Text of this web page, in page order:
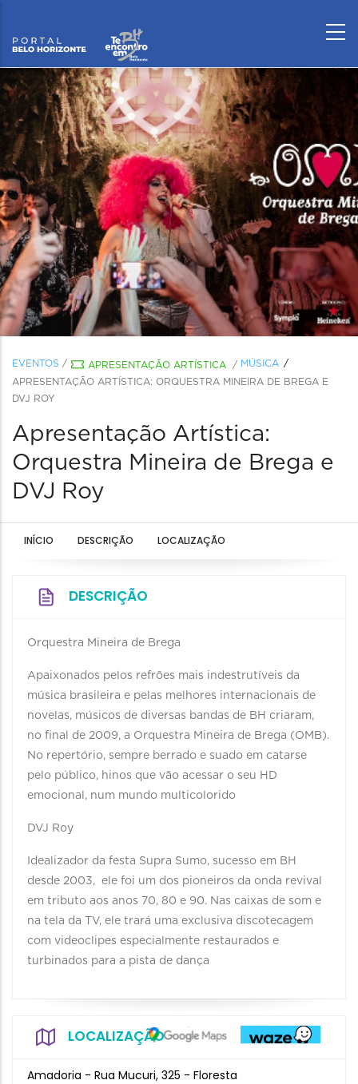
EVENTOS / APRESENTAÇÃO ARTÍSTICA / MÚSICA
APRESENTAÇÃO ARTÍSTICA: ORQUESTRA MINEIRA DE BREGA E
DVJ ROY
Apresentação Artística:
Orquestra Mineira de Brega e
DVJ Roy
INÍCIO DESCRIÇÃO LOCALIZAÇÃO
DESCRIÇÃO
Orquestra Mineira de Brega
Apaixonados pelos refrões mais indestrutíveis da
música brasileira e pelas melhores internacionais de
novelas, músicos de diversas bandas de BH criaram,
no final de 2009, a Orquestra Mineira de Brega (OMB).
No repertório, sempre berrado e suado em catarse
pelo público, hinos que vão acessar o seu HD
emocional, num mundo multicolorido
DVJ Roy
Idealizador da festa Supra Sumo, sucesso em BH
desde 2003, ele foi um dos pioneiros da onda revival
em tributo aos anos 70, 80 e 90. Nas caixas de som e
na tela da TV, ele trará uma exclusiva discotecagem
com videoclipes especialmente restaurados e
turbinados para a pista de dança
LOCALIZAÇÃO
Amadoria - Rua Mucuri, 325 - Floresta